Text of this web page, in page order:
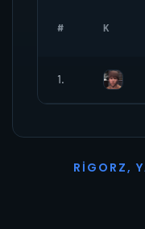
# K
1.
R I G O R Z, Y